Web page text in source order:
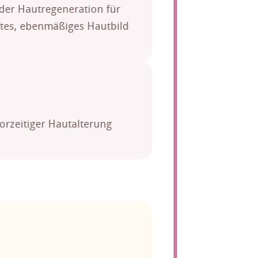
Hautregeneration für
ebenmäßiges Hautbild
Hautalterung